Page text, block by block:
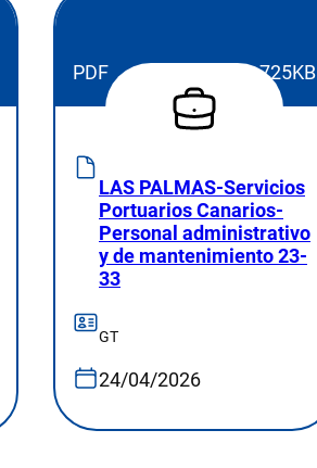
PDF 725KB
LAS PALMAS-Servicios
Portuarios Canarios-
Personal administrativo
y de mantenimiento 23-
33
GT
24/04/2026